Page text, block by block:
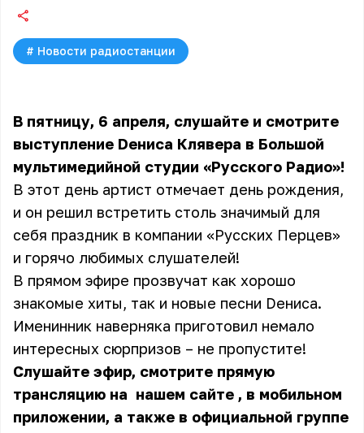
# Новости радиостанции
В пятницу, 6 апреля, слушайте и смотрите
выступление Dениса Клявера в Большой
мультимедийной студии «Русского Радио»!
В этот день артист отмечает день рождения,
и он решил встретить столь значимый для
себя праздник в компании «Русских Перцев»
и горячо любимых слушателей!
В прямом эфире прозвучат как хорошо
знакомые хиты, так и новые песни Dениса.
Именинник наверняка приготовил немало
интересных сюрпризов – не пропустите!
Слушайте эфир, смотрите прямую
трансляцию на нашем сайте , в мобильном
приложении, а также в официальной группе